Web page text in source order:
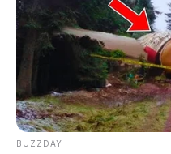
aerospace physics, and
LAND RECORDS
AERO TECH
MARINE DATA
EXPLORE DATABASE
BUZZDAY